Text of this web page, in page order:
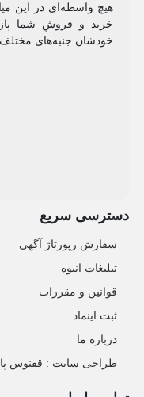
هیچ واسطه‌ای در این
خرید و فروشِ شما
خودشان جنبه‌های مختلف
دسترسی سریع
سفارش رپورتاژ آگهی
تبلیغات انبوه
قوانین و مقررات
ثبت اینماد
درباره ما
طراحی سایت : ققنوس